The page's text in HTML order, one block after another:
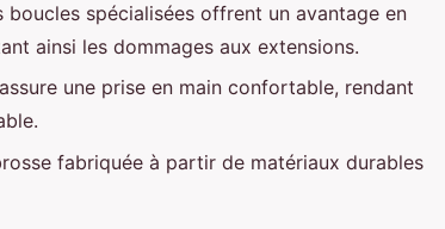
boucles spécialisées offrent un avantage en
ainsi les dommages aux extensions.
une prise en main confortable, rendant
fabriquée à partir de matériaux durables